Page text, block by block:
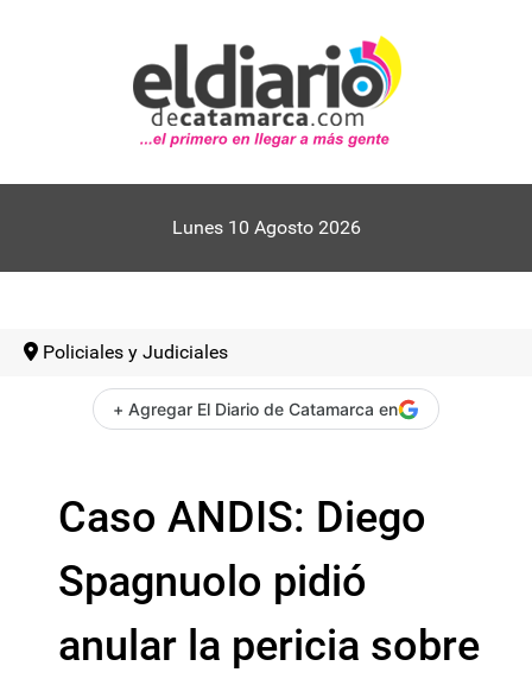
Lunes 10 Agosto 2026
Policiales y Judiciales
+ Agregar El Diario de Catamarca en
Caso ANDIS: Diego
Spagnuolo pidió
anular la pericia sobre